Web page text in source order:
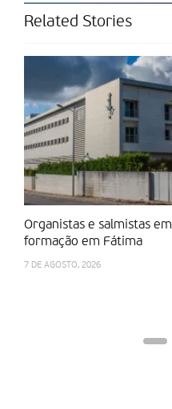
Related Stories
Organistas e salmistas em
formação em Fátima
7 DE AGOSTO, 2026